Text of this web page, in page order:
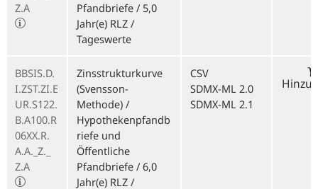
Z.A
Pfandbriefe / 5,0
Jahr(e) RLZ /
Tageswerte
BBSIS.D.
I.ZST.ZI.E
UR.S122.
B.A100.R
06XX.R.
A.A._Z._
Z.A
Zinsstrukturkurve
(Svensson-
Methode) /
Hypothekenpfandb
riefe und
Öffentliche
Pfandbriefe / 6,0
Jahr(e) RLZ /
CSV
SDMX-ML 2.0
SDMX-ML 2.1